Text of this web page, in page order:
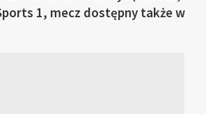
1, mecz dostępny także w